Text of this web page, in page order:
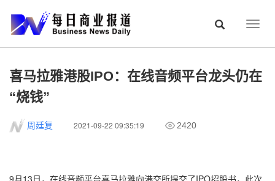
喜马拉雅港股IPO：在线音频平台龙头仍在
“烧钱”
周廷复 2021-09-22 09:35:19 2420
9月13日，在线音频平台喜马拉雅向港交所提交了IPO招股书，此次